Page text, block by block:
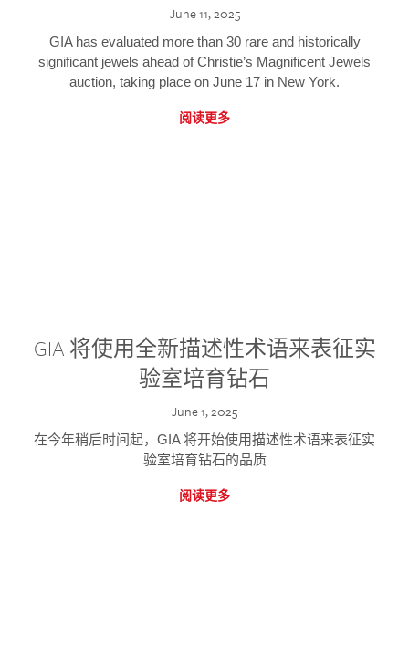
June 11, 2025
GIA has evaluated more than 30 rare and historically
significant jewels ahead of Christie’s Magnificent Jewels
auction, taking place on June 17 in New York.
阅读更多
GIA 将使用全新描述性术语来表征实
验室培育钻石
June 1, 2025
在今年稍后时间起，GIA 将开始使用描述性术语来表征实
验室培育钻石的品质
阅读更多